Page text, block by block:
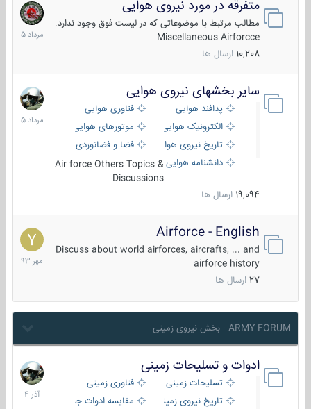
متفرقه در مورد نیروی هوایی
مطالب مرتبط با موضوعاتی که در لیست فوق وجود ندارد.
Miscellaneous Airforcce
10,208 ارسال ها
7
مرداد
1405
سایر بخشهای نیروی هوایی
پدافند هوایی
فناوری هوایی
الکترونیک هوایی
موتورهای هوایی
تاریخ نیروی هوایی
فضا و فضانوردی
دانشنامه هواییAir force Others Topics &
Discussions
19,094 ارسال ها
2
مرداد
1405
Airforce - English
Discuss about world airforces, aircrafts, ... and
airforce history
27 ارسال ها
15
مهر
1393
ARMY FORUM - بخش نیروی زمینی
ادوات و تسلیحات زمینی
تسلیحات زمینی
فناوری زمینی
تاریخ نیروی زمینی
مقایسه ادوات جنگی
21
آذر
1404